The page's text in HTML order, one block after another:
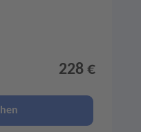
228 €